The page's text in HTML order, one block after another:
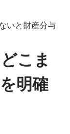
いと財産分与
こま
明確